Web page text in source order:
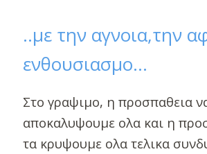
..με την αγνοια,την
ενθουσιασμο...
Στο γραψιμο, η προσπαθεια
αποκαλυψουμε ολα και η
τα κρυψουμε ολα τελικα